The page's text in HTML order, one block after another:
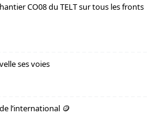
CO08 du TELT sur tous les fronts
ses voies
l’international 🪙